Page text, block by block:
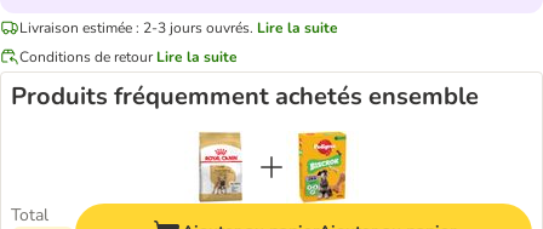
Livraison estimée : 2-3 jours ouvrés. Lire la suite
Conditions de retour Lire la suite
Produits fréquemment achetés ensemble
Total